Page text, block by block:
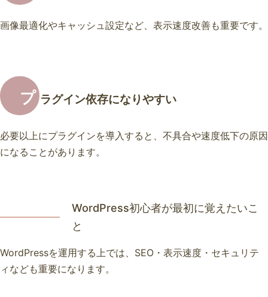
画像最適化やキャッシュ設定など、表示速度改善も重要です。
プ ラグイン依存になりやすい
必要以上にプラグインを導入すると、不具合や速度低下の原因
になることがあります。
WordPress初心者が最初に覚えたいこ
と
WordPressを運用する上では、SEO・表示速度・セキュリテ
ィなども重要になります。